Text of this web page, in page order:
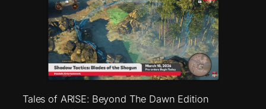
Tales of ARISE: Beyond The Dawn Edition